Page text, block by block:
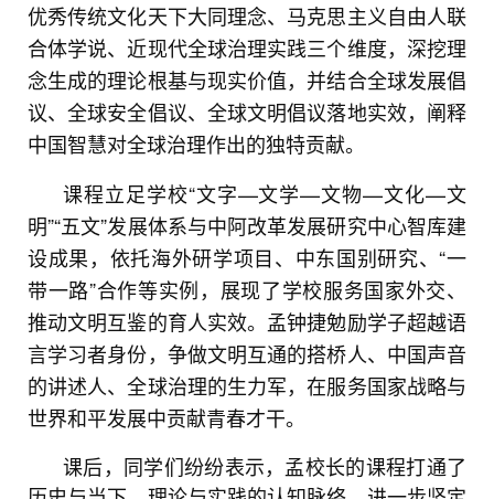
优秀传统文化天下大同理念、马克思主义自由人联
合体学说、近现代全球治理实践三个维度，深挖理
念生成的理论根基与现实价值，并结合全球发展倡
议、全球安全倡议、全球文明倡议落地实效，阐释
中国智慧对全球治理作出的独特贡献。
课程立足学校“文字—文学—文物—文化—文
明”“五文”发展体系与中阿改革发展研究中心智库建
设成果，依托海外研学项目、中东国别研究、“一
带一路”合作等实例，展现了学校服务国家外交、
推动文明互鉴的育人实效。孟钟捷勉励学子超越语
言学习者身份，争做文明互通的搭桥人、中国声音
的讲述人、全球治理的生力军，在服务国家战略与
世界和平发展中贡献青春才干。
课后，同学们纷纷表示，孟校长的课程打通了